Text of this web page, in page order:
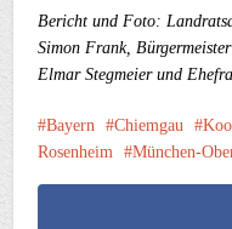
Bericht und Foto:
Simon Frank,
Elmar Stegmeier und
Bayern Chiemgau
Rosenheim
München-